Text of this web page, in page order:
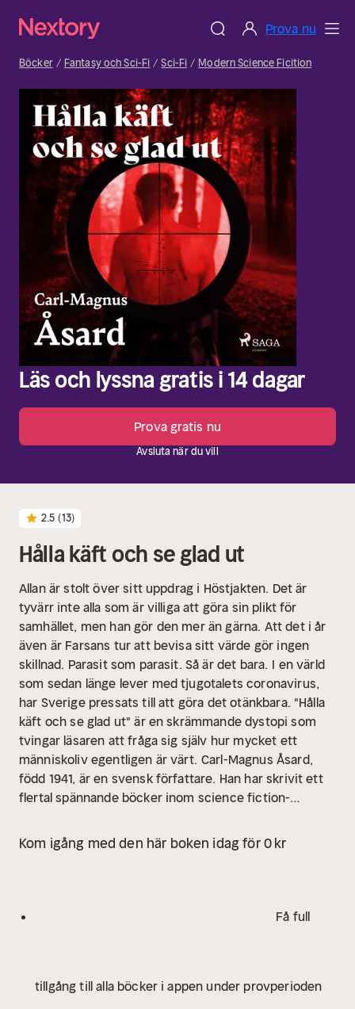
Prova nu
Böcker Fantasy och Sci-Fi Sci-Fi Modern Science Ficition
Läs och lyssna gratis i 14 dagar
Prova gratis nu
Avsluta när du vill
2.5 (13)
Hålla käft och se glad ut
Allan är stolt över sitt uppdrag i Höstjakten. Det är
tyvärr inte alla som är villiga att göra sin plikt för
samhället, men han gör den mer än gärna. Att det i år
även är Farsans tur att bevisa sitt värde gör ingen
skillnad. Parasit som parasit. Så är det bara. I en värld
som sedan länge lever med tjugotalets coronavirus,
har Sverige pressats till att göra det otänkbara. "Hålla
käft och se glad ut" är en skrämmande dystopi som
tvingar läsaren att fråga sig själv hur mycket ett
människoliv egentligen är värt. Carl-Magnus Åsard,
född 1941, är en svensk författare. Han har skrivit ett
flertal spännande böcker inom science fiction-
Kom igång med den här boken idag för 0 kr
Få full
tillgång till alla böcker i appen under provperioden